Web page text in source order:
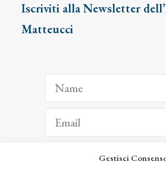
Gestisci
Iscriviti alla Newsletter
Matteucci
ISCRIVITI